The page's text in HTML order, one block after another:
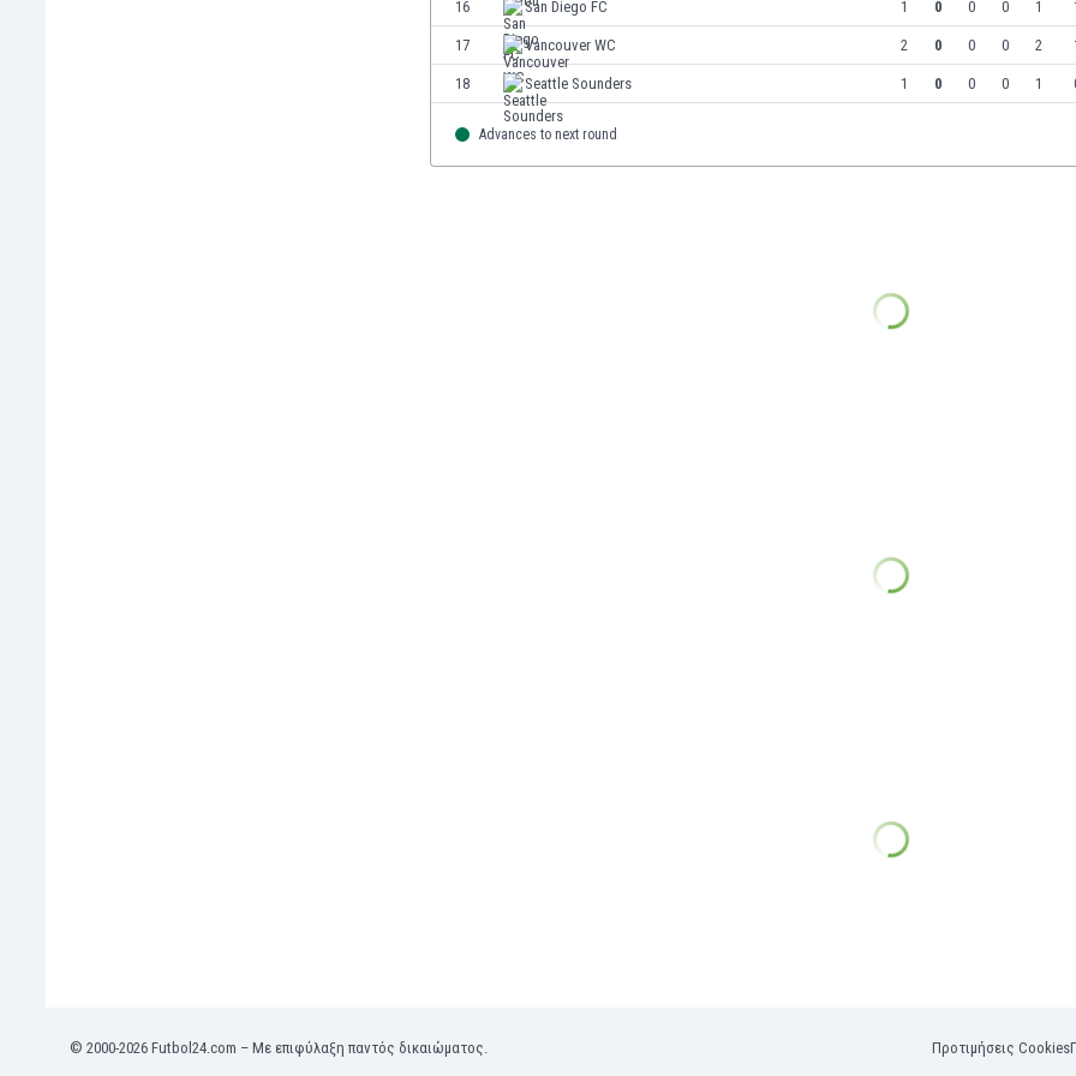
Ουρουγουάη
16 San Diego FC 1 0 0 0 1
17 Vancouver WC 2 0 0 0 2
18 Seattle Sounders 1 0 0 0 1
Advances to next round
© 2000-2026 Futbol24.com – Με επιφύλαξη παντός δικαιώματος. Προτιμήσεις Cookies